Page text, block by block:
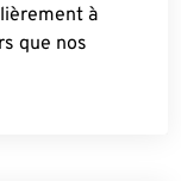
à
que nos